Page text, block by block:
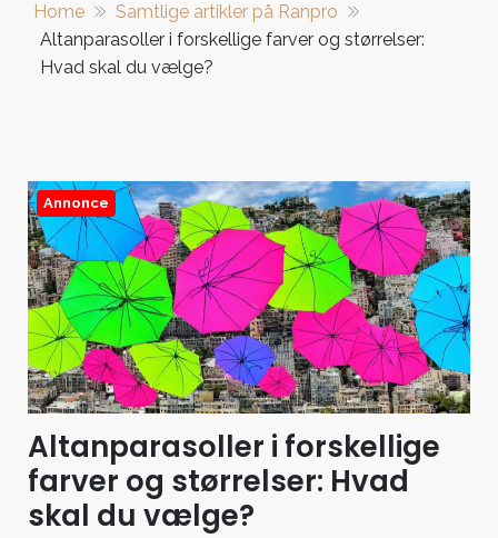
Home
Samtlige artikler på Ranpro
Altanparasoller i forskellige farver og størrelser:
Hvad skal du vælge?
Annonce
Altanparasoller i forskellige
farver og størrelser: Hvad
skal du vælge?